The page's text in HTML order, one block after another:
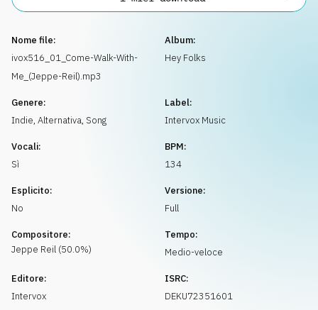
Nome file:
ivox516_01_Come-Walk-With-
Me_(Jeppe-Reil).mp3
Album:
Hey Folks
Genere:
Indie, Alternativa, Song
Label:
Intervox Music
Vocali:
Sì
BPM:
134
Esplicito:
No
Versione:
Full
Compositore:
Jeppe Reil (50.0%)
Tempo:
Medio-veloce
Editore:
Intervox
ISRC:
DEKU72351601